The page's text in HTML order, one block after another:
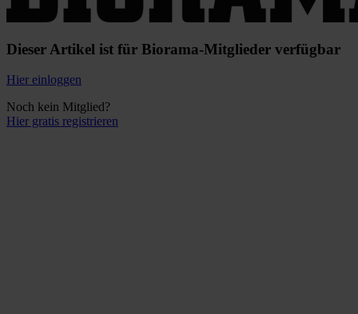
Dieser Artikel ist für Biorama-Mitglieder verfügbar
Hier einloggen
Noch kein Mitglied?
Hier gratis registrieren